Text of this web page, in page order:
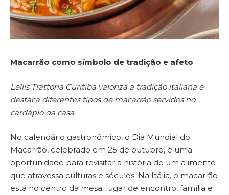
Macarrão como símbolo de tradição e afeto
Lellis Trattoria Curitiba valoriza a tradição italiana e
destaca diferentes tipos de macarrão servidos no
cardápio da casa
No calendário gastronômico, o Dia Mundial do
Macarrão, celebrado em 25 de outubro, é uma
oportunidade para revisitar a história de um alimento
que atravessa culturas e séculos. Na Itália, o macarrão
está no centro da mesa: lugar de encontro, família e